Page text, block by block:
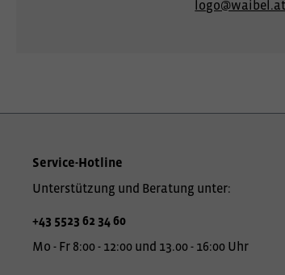
logo@waibel.at
Service-Hotline
Unterstützung und Beratung unter:
+43 5523 62 34 60
Mo - Fr 8:00 - 12:00 und 13.00 - 16:00 Uhr